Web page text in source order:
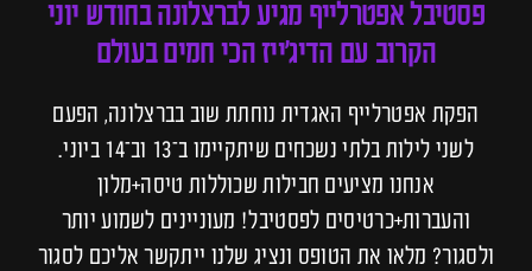
פסטיבל אפטרלייף מגיע לברצלונה בחודש יוני
הקרוב עם הדיג׳ייז הכי חמים בעולם
הפקת אפטרלייף האגדית נוחתת שוב בברצלונה, הפעם
לשני לילות בלתי נשכחים שיתקיימו ב־13 וב־14 ביוני.
אנחנו מציעים חבילות שכוללות טיסה+מלון
והעברות+כרטיסים לפסטיבל! מעוניינים לשמוע יותר
ולסגור? מלאו את הטופס ונציג שלנו ייתקשר אליכם לסגור